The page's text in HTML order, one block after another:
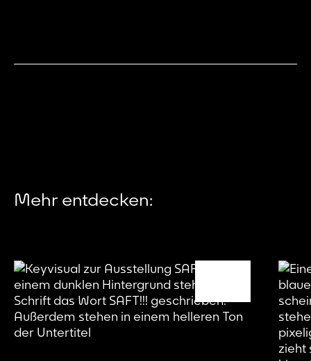
Mehr entdecken: